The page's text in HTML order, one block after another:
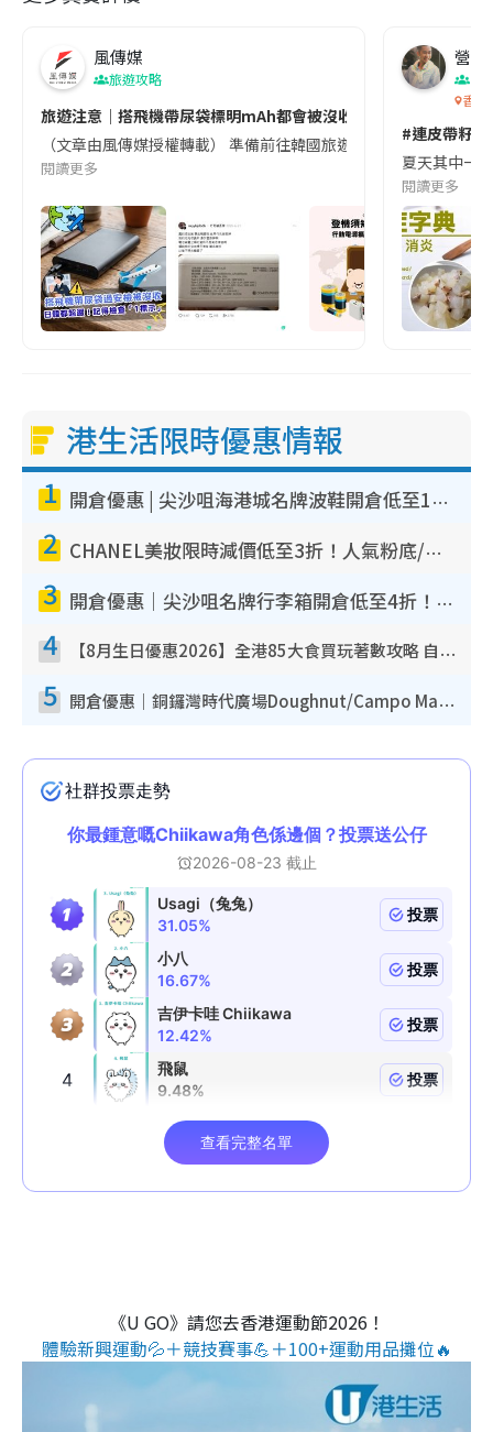
風傳媒
旅遊攻略
旅遊注意｜搭飛機帶尿袋標明mAh都會被沒收😱出發前切記檢查
（文章由風傳媒授權轉載） 準備前往韓國旅遊的民眾，近期要
閱讀更多
營養
香港
#連皮帶籽
夏天其中一
閱讀更多
港生活限時優惠情報
1 開倉優惠 | 尖沙咀海港城名牌波鞋開倉低至1折！On鞋$899起／Joy&Peace鞋履$98起
2 CHANEL美妝限時減價低至3折！人氣粉底/唇膏/精華液低至$275！COCO香水都有平
3 開倉優惠｜尖沙咀名牌行李箱開倉低至4折！一連5日 American Tourister/ace./Hallmark $200起！
4 【8月生日優惠2026】全港85大食買玩著數攻略 自助餐/火鍋放題同行免費＋誠品/DONKI送現金券
5 開倉優惠｜銅鑼灣時代廣場Doughnut/Campo Marzio開倉低至1折！背囊、書包、手袋劈價$200起
《U GO》請您去香港運動節2026！
體驗新興運動💦＋競技賽事💪＋100+運動用品攤位🔥